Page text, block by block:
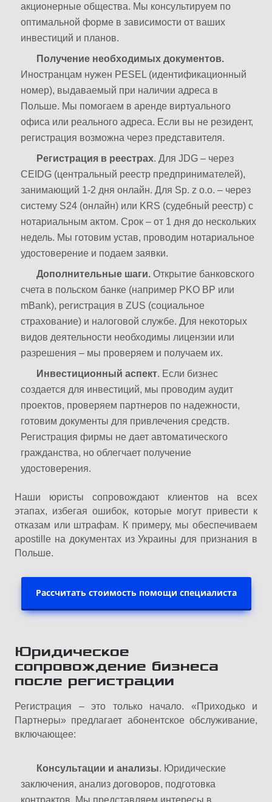
акционерные общества. Мы консультируем по
оптимальной форме в зависимости от ваших
инвестиций и планов.
Получение необходимых документов.
Иностранцам нужен PESEL (идентификационный
номер), выдаваемый при наличии адреса в
Польше. Мы помогаем в аренде виртуального
офиса или реального адреса. Если вы не резидент,
регистрация возможна через представителя.
Регистрация в реестрах. Для JDG – через
CEIDG (центральный реестр предпринимателей),
занимающий 1-2 дня онлайн. Для Sp. z o.o. – через
систему S24 (онлайн) или KRS (судебный реестр) с
нотариальным актом. Срок – от 1 дня до нескольких
недель. Мы готовим устав, проводим нотариальное
удостоверение и подаем заявки.
Дополнительные шаги. Открытие банковского
счета в польском банке (например PKO BP или
mBank), регистрация в ZUS (социальное
страхование) и налоговой службе. Для некоторых
видов деятельности необходимы лицензии или
разрешения – мы проверяем и получаем их.
Инвестиционный аспект. Если бизнес
создается для инвестиций, мы проводим аудит
проектов, проверяем партнеров по надежности,
готовим документы для привлечения средств.
Регистрация фирмы не дает автоматического
гражданства, но облегчает получение
удостоверения.
Наши юристы сопровождают клиентов на всех
этапах, избегая ошибок, которые могут привести к
отказам или штрафам. К примеру, мы обеспечиваем
apostille на документах из Украины для признания в
Польше.
Рассчитать стоимость помощи специалиста
Юридическое
сопровождение бизнеса
после регистрации
Регистрация – это только начало. «Приходько и
Партнеры» предлагает абонентское обслуживание,
включающее:
Консультации и анализы. Юридические
заключения, анализ договоров, подготовка
контрактов. Мы представляем интересы в